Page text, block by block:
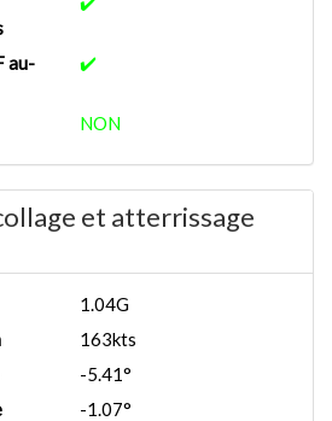
au-
✔️
NON
et atterrissage
1.04G
163kts
-5.41°
-1.07°